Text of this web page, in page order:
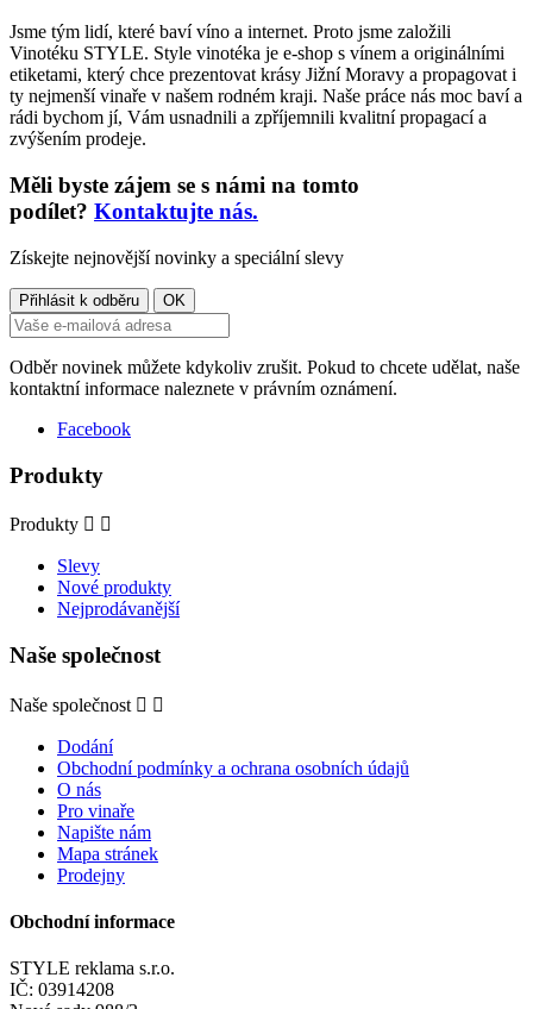
Jsme tým lidí, které baví víno a internet. Proto jsme založili
Vinotéku STYLE. Style vinotéka je e-shop s vínem a originálními
etiketami, který chce prezentovat krásy Jižní Moravy a propagovat i
ty nejmenší vinaře v našem rodném kraji. Naše práce nás moc baví a
rádi bychom jí, Vám usnadnili a zpříjemnili kvalitní propagací a
zvýšením prodeje.
Měli byste zájem se s námi na tomto
podílet? Kontaktujte nás.
Získejte nejnovější novinky a speciální slevy
Odběr novinek můžete kdykoliv zrušit. Pokud to chcete udělat, naše
kontaktní informace naleznete v právním oznámení.
Facebook
Produkty
Produkty  
Slevy
Nové produkty
Nejprodávanější
Naše společnost
Naše společnost  
Dodání
Obchodní podmínky a ochrana osobních údajů
O nás
Pro vinaře
Napište nám
Mapa stránek
Prodejny
Obchodní informace
STYLE reklama s.r.o.
IČ: 03914208